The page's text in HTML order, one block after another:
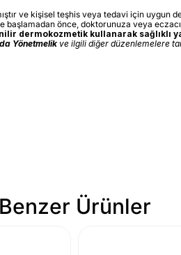
ve kişisel teşhis veya tedavi için uygun
önce, doktorunuza veya
dermokozmetik kullanarak
Yönetmelik ve ilgili diğer düzenlemelere
Benzer Ürünler